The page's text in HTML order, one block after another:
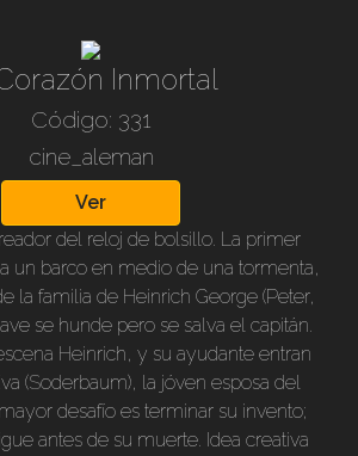
Inmortal
Código: 331
cine_aleman
Ver
del reloj de bolsillo. La primer
un barco en medio de una tormenta,
la familia de Heinrich George (Peter,
se hunde pero se salva el capitán.
Heinrich, y su ayudante entran
(Soderbaum), la jóven esposa del
desafío es terminar su invento;
antes de su muerte. Idea creativa